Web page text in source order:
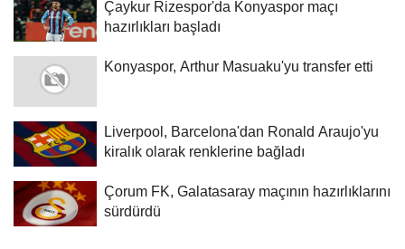
Çaykur Rizespor'da Konyaspor maçı
hazırlıkları başladı
Konyaspor, Arthur Masuaku'yu transfer etti
Liverpool, Barcelona'dan Ronald Araujo'yu
kiralık olarak renklerine bağladı
Çorum FK, Galatasaray maçının hazırlıklarını
sürdürdü